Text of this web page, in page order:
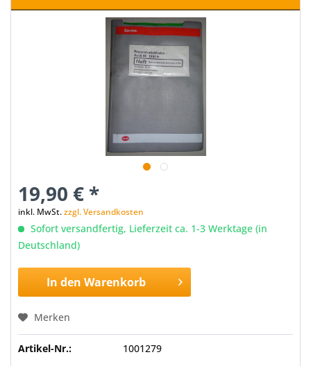
19,90 € *
inkl. MwSt.zzgl. Versandkosten
Sofort versandfertig, Lieferzeit ca. 1-3 Werktage (in
Deutschland)
In den Warenkorb
Merken
Artikel-Nr.: 1001279